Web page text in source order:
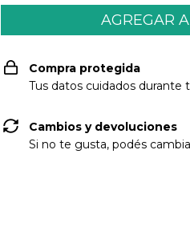
Compra protegida
Tus datos cuidados durante
Cambios y devoluciones
Si no te gusta, podés